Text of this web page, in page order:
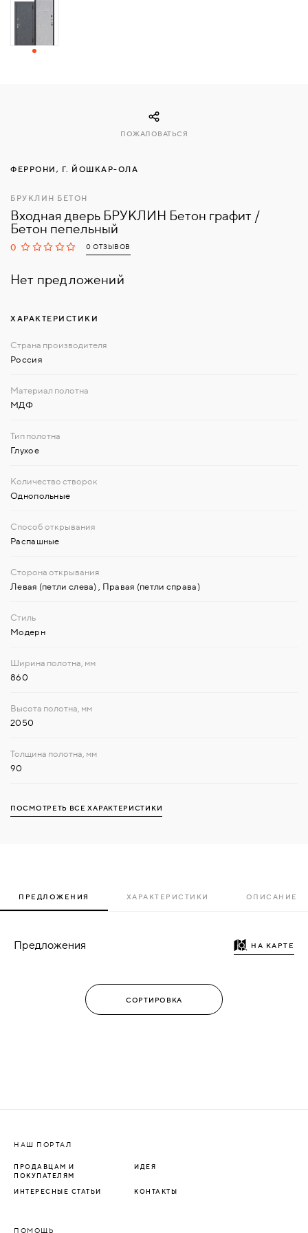
ФЕРРОНИ, Г. ЙОШКАР-ОЛА
БРУКЛИН БЕТОН
Входная дверь БРУКЛИН Бетон графит /
Бетон пепельный
0 0 ОТЗЫВОВ
Нет предложений
ПОЖАЛОВАТЬСЯ
ХАРАКТЕРИСТИКИ
Россия
МДФ
Глухое
Однопольные
Распашные
Левая (петли слева) Правая (петли справа)
Модерн
860
2050
90
ПОСМОТРЕТЬ ВСЕ ХАРАКТЕРИСТИКИ
ПРЕДЛОЖЕНИЯ ХАРАКТЕРИСТИКИ ОПИСАНИЕ
Предложения НА КАРТЕ
НАШ ПОРТАЛ
ПРОДАВЦАМ И
ПОКУПАТЕЛЯМ
ИДЕЯ
ИНТЕРЕСНЫЕ СТАТЬИ КОНТАКТЫ
ПОМОЩЬ